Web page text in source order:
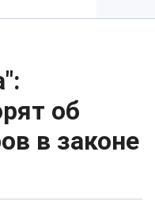
об
в законе